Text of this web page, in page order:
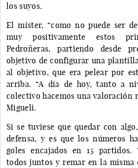
los suyos.
El míster, “como no puede ser
muy positivamente estos
Pedroñeras, partiendo desde
objetivo de configurar una
al objetivo, que era pelear por
arriba. “A día de hoy, tanto a
colectivo hacemos una valoración
Migueli.
Si se tuviese que quedar con
defensa, y es que los números
goles encajados en 15 partidos.
todos juntos y remar en la misma